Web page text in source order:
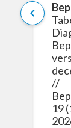
chevron_left
//
19